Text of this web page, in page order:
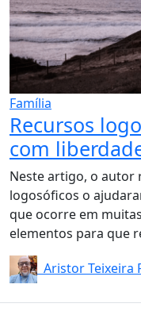
Família
Recursos
com
Neste artigo, o autor
logosóficos o
que ocorre em
elementos para que
Aristor Teixeira